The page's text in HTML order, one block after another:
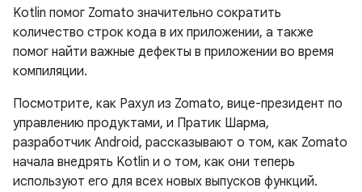
Kotlin помог Zomato значительно сократить
количество строк кода в их приложении, а также
помог найти важные дефекты в приложении во время
компиляции.
Посмотрите, как Рахул из Zomato, вице-президент по
управлению продуктами, и Пратик Шарма,
разработчик Android, рассказывают о том, как Zomato
начала внедрять Kotlin и о том, как они теперь
используют его для всех новых выпусков функций.